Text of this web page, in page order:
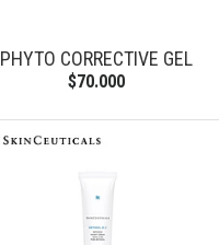
PHYTO CORRECTIVE GEL
$70.000